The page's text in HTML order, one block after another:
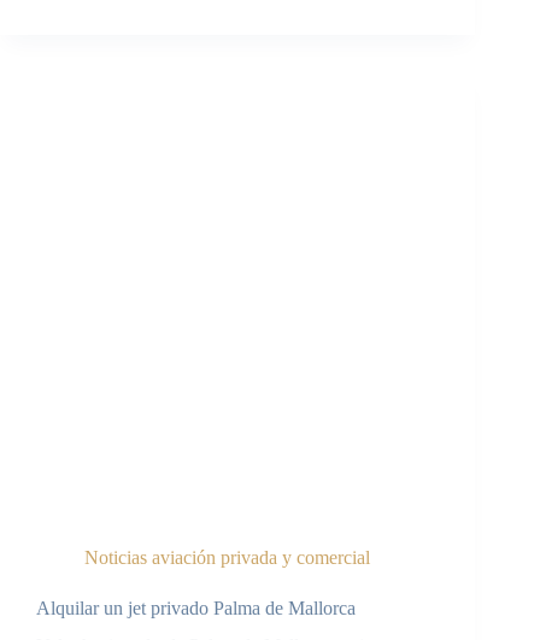
Noticias aviación privada y comercial
Alquilar un jet privado Palma de Mallorca